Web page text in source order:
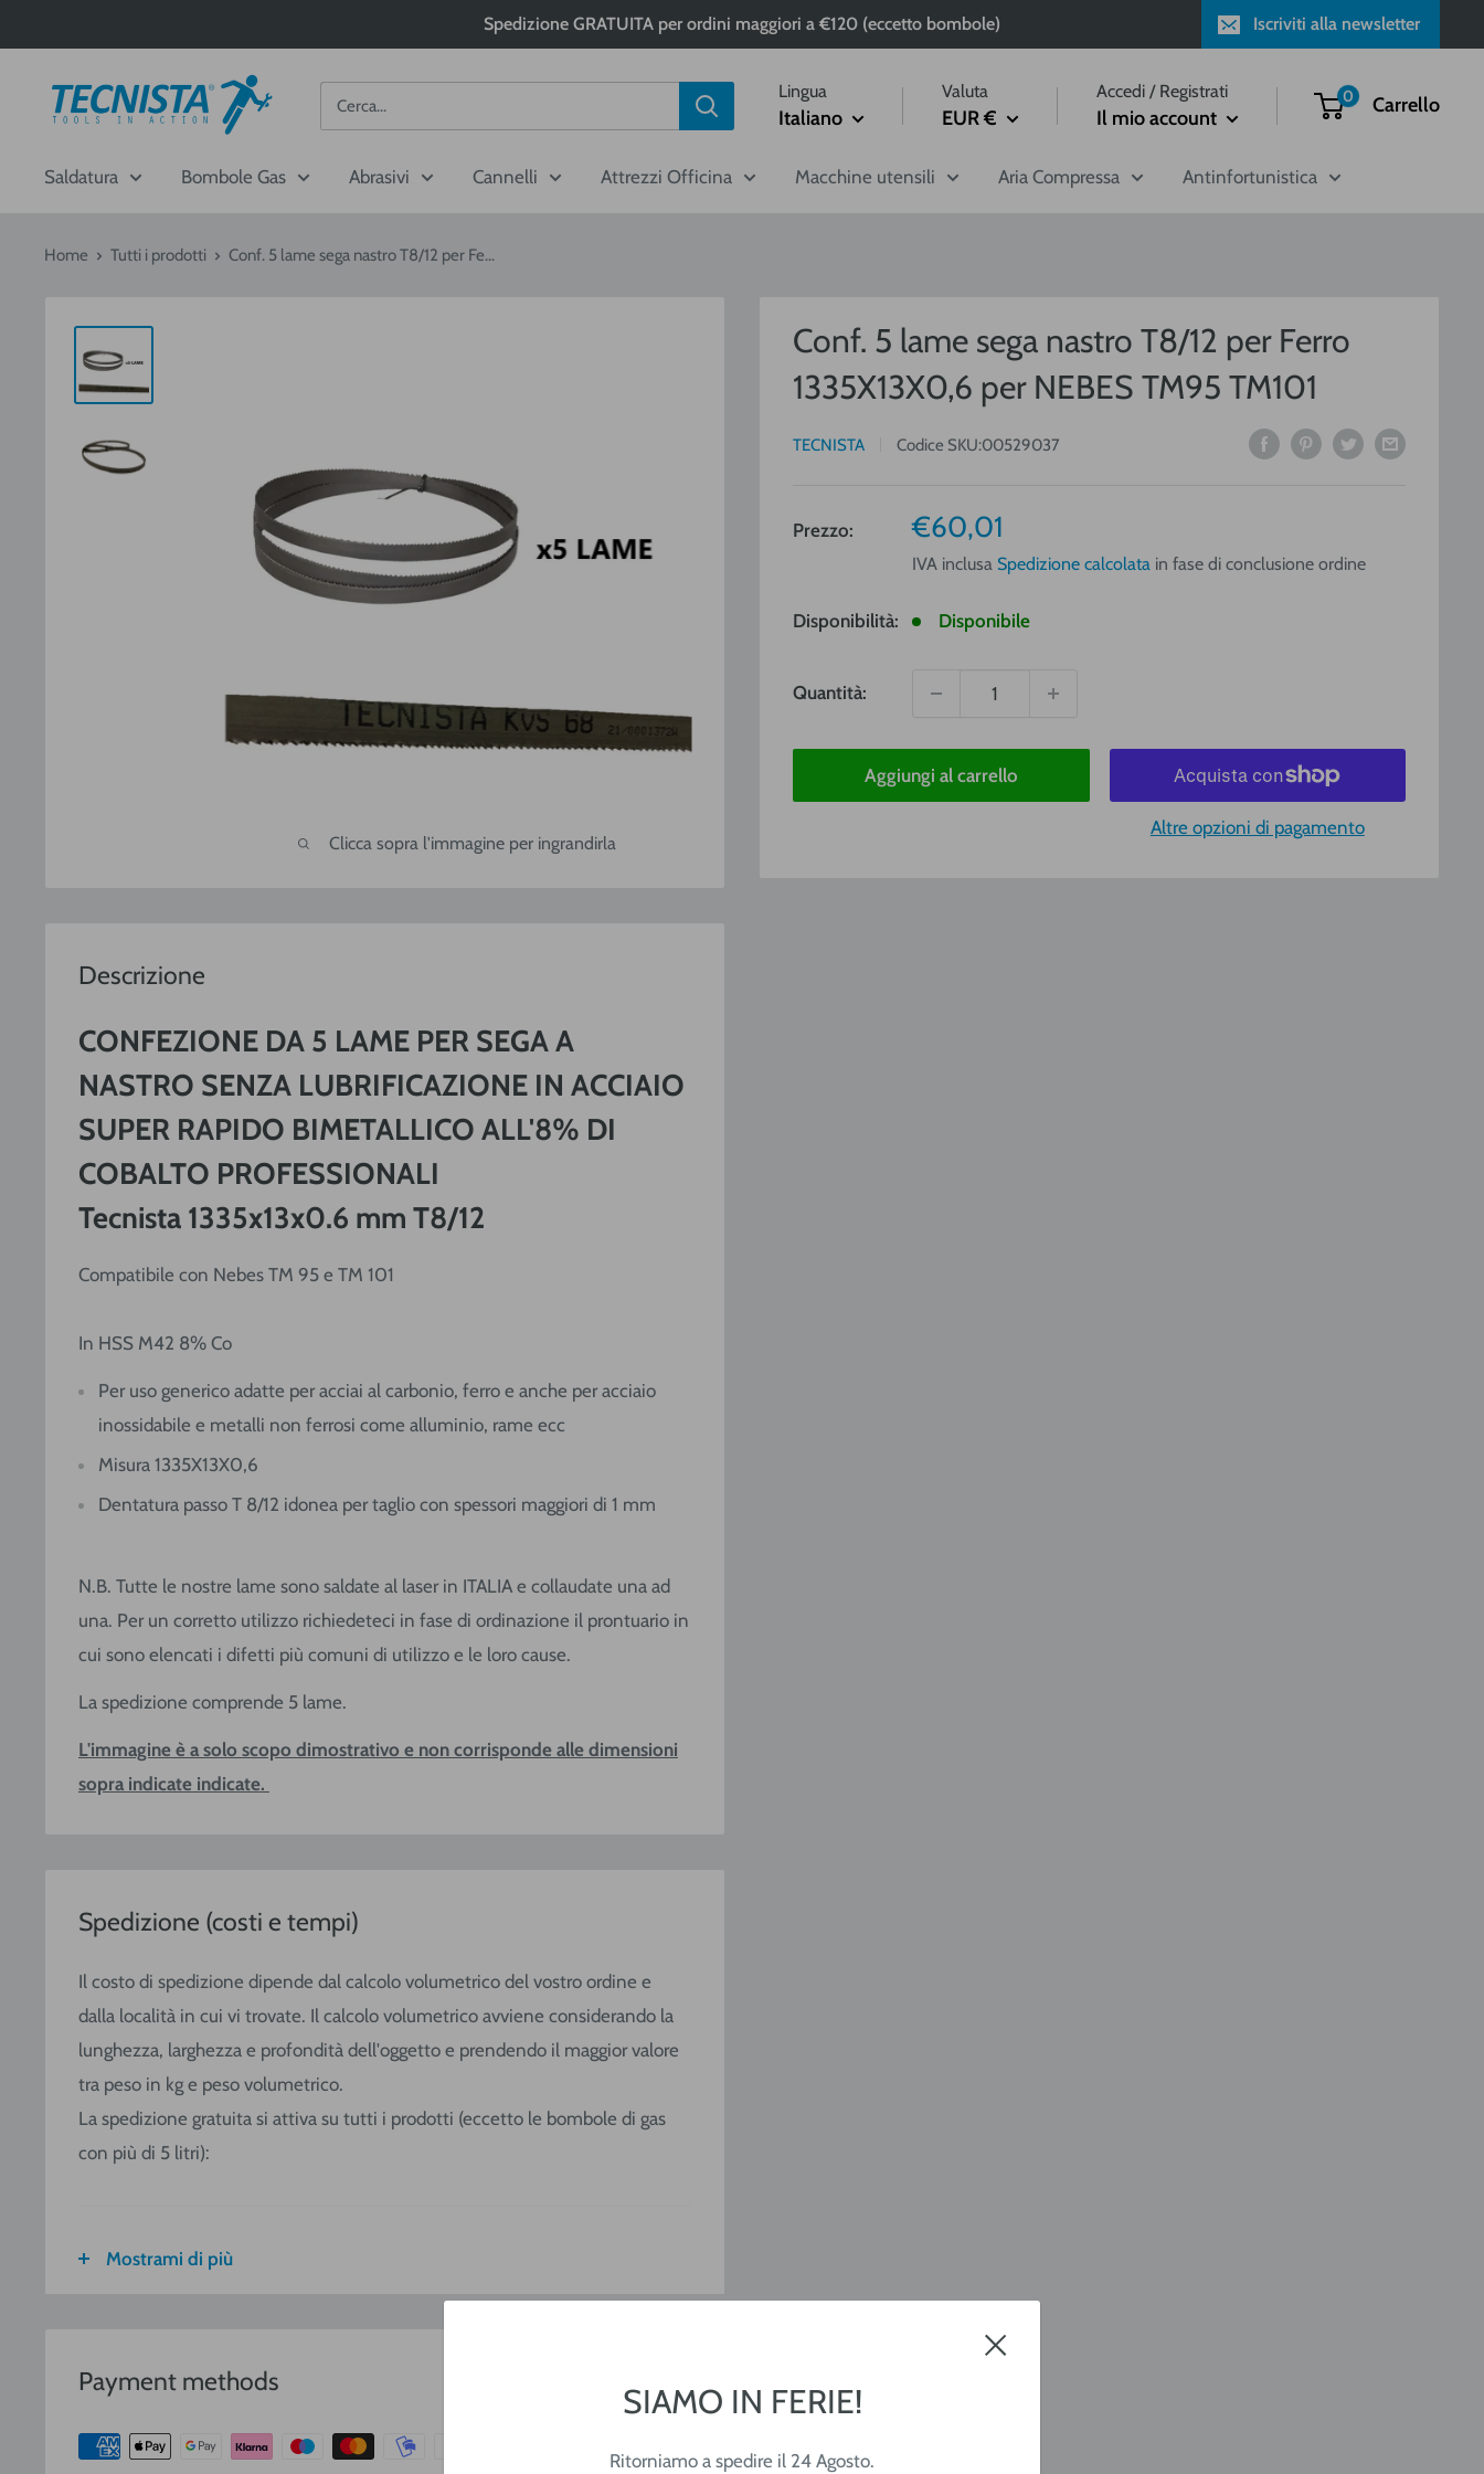
al
contenuto
Spedizione GRATUITA per ordini maggiori a €120 (eccetto bombole) Iscriviti alla newsletter
SIAMO IN FERIE!
Ritorniamo a spedire il 24 Agosto.
Tecnista Lingua
Italiano
Valuta
EUR €
Accedi / Registrati
Il mio account
0 Carrello
Saldatura Bombole Gas Abrasivi Cannelli Attrezzi Officina Macchine utensili Aria Compressa Antinfortunistica
Home Tutti i prodotti Conf. 5 lame sega nastro T8/12 per Fe...
Clicca sopra l'immagine per ingrandirla
Conf. 5 lame sega nastro T8/12 per Ferro
1335X13X0,6 per NEBES TM95 TM101
TECNISTA Codice SKU:00529037
Prezzo:
Prezzo
vendita
€60,01
IVA inclusa Spedizione calcolata in fase di conclusione ordine
Disponibilità: Disponibile
Quantità:
Aggiungi al carrello
Altre opzioni di pagamento
Descrizione
CONFEZIONE DA 5 LAME PER SEGA A
NASTRO SENZA LUBRIFICAZIONE IN ACCIAIO
SUPER RAPIDO BIMETALLICO ALL'8% DI
COBALTO PROFESSIONALI
Tecnista 1335x13x0.6 mm T8/12
Compatibile con Nebes TM 95 e TM 101
In HSS M42 8% Co
Per uso generico adatte per acciai al carbonio, ferro e anche per acciaio
inossidabile e metalli non ferrosi come alluminio, rame ecc
Misura 1335X13X0,6
Dentatura passo T 8/12 idonea per taglio con spessori maggiori di 1 mm
N.B. Tutte le nostre lame sono saldate al laser in ITALIA e collaudate una ad
una. Per un corretto utilizzo richiedeteci in fase di ordinazione il prontuario in
cui sono elencati i difetti più comuni di utilizzo e le loro cause.
La spedizione comprende 5 lame.
L'immagine è a solo scopo dimostrativo e non corrisponde alle dimensioni
sopra indicate indicate.
Spedizione (costi e tempi)
Il costo di spedizione dipende dal calcolo volumetrico del vostro ordine e
dalla località in cui vi trovate. Il calcolo volumetrico avviene considerando la
lunghezza, larghezza e profondità dell'oggetto e prendendo il maggior valore
tra peso in kg e peso volumetrico.
La spedizione gratuita si attiva su tutti i prodotti (eccetto le bombole di gas
con più di 5 litri):
FASCIA DI
0-1 (kg om3) € 9,20
1-3(kg o € 8,90
Mostrami di più
Payment methods